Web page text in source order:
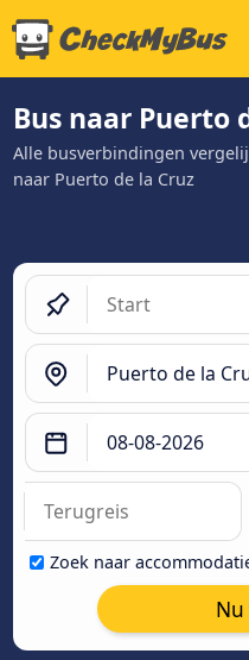
Bus naar Puerto
Alle busverbindingen
naar Puerto de la Cruz
Zoek naar